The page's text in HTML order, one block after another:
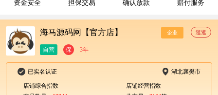
资金安全 担保交易 确认放款 赔付服务
海马源码网【官方店】 企业 逛逛
自营 保 3年
已实名认证 湖北襄樊市
店铺综合指数
店铺经营指数